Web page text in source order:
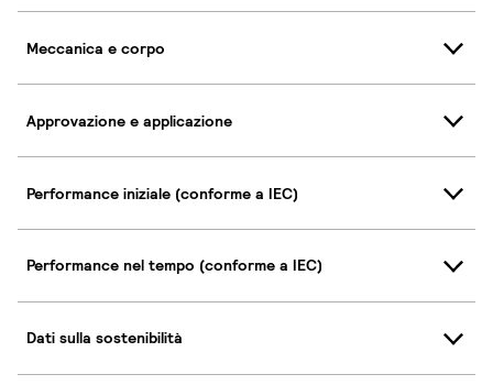
Meccanica e corpo
Approvazione e applicazione
Performance iniziale (conforme a IEC)
Performance nel tempo (conforme a IEC)
Dati sulla sostenibilità